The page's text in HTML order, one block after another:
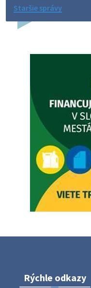
Dovolenka - MUDr.
budeZATVORENÁ z
prípady bude riešiť
Zajtrajší zvoz
Vážený občan, zajtra
4. augusta 2026 15:30
Dnešný zvoz
Vážený občan, dnes
5. augusta 2026 05:00
Staršie správy
Rýchle odkazy